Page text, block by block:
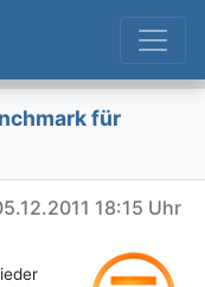
für
18:15 Uhr